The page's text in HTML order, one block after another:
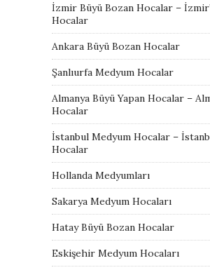
İzmir Büyü Bozan Hocalar –
Hocalar
Ankara Büyü Bozan Hocalar
Şanlıurfa Medyum Hocalar
Almanya Büyü Yapan Hocalar –
Hocalar
İstanbul Medyum Hocalar –
Hocalar
Hollanda Medyumları
Sakarya Medyum Hocaları
Hatay Büyü Bozan Hocalar
Eskişehir Medyum Hocaları